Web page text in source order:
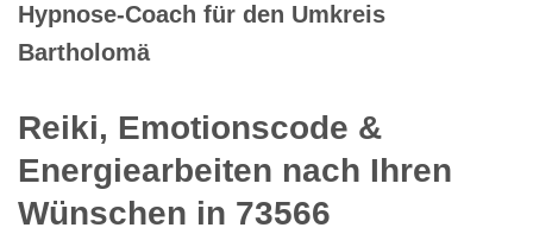
Hypnose-Coach für den Umkreis
Bartholomä
Reiki, Emotionscode &
Energiearbeiten nach Ihren
Wünschen in 73566